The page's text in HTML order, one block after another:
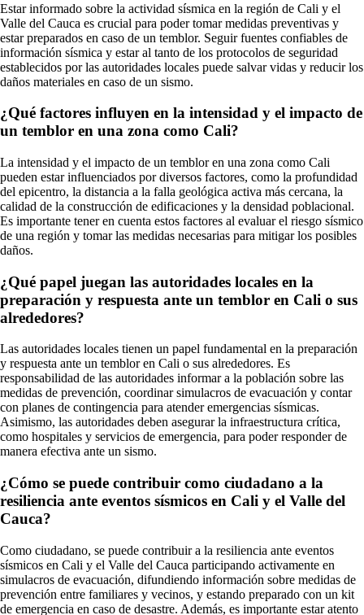
Estar informado sobre la actividad sísmica en la región de Cali y el
Valle del Cauca es crucial para poder tomar medidas preventivas y
estar preparados en caso de un temblor. Seguir fuentes confiables de
información sísmica y estar al tanto de los protocolos de seguridad
establecidos por las autoridades locales puede salvar vidas y reducir los
daños materiales en caso de un sismo.
¿Qué factores influyen en la intensidad y el impacto de
un temblor en una zona como Cali?
La intensidad y el impacto de un temblor en una zona como Cali
pueden estar influenciados por diversos factores, como la profundidad
del epicentro, la distancia a la falla geológica activa más cercana, la
calidad de la construcción de edificaciones y la densidad poblacional.
Es importante tener en cuenta estos factores al evaluar el riesgo sísmico
de una región y tomar las medidas necesarias para mitigar los posibles
daños.
¿Qué papel juegan las autoridades locales en la
preparación y respuesta ante un temblor en Cali o sus
alrededores?
Las autoridades locales tienen un papel fundamental en la preparación
y respuesta ante un temblor en Cali o sus alrededores. Es
responsabilidad de las autoridades informar a la población sobre las
medidas de prevención, coordinar simulacros de evacuación y contar
con planes de contingencia para atender emergencias sísmicas.
Asimismo, las autoridades deben asegurar la infraestructura crítica,
como hospitales y servicios de emergencia, para poder responder de
manera efectiva ante un sismo.
¿Cómo se puede contribuir como ciudadano a la
resiliencia ante eventos sísmicos en Cali y el Valle del
Cauca?
Como ciudadano, se puede contribuir a la resiliencia ante eventos
sísmicos en Cali y el Valle del Cauca participando activamente en
simulacros de evacuación, difundiendo información sobre medidas de
prevención entre familiares y vecinos, y estando preparado con un kit
de emergencia en caso de desastre. Además, es importante estar atento